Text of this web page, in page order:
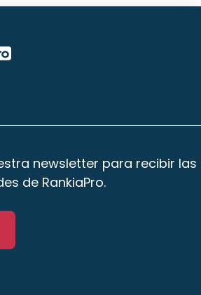
newsletter para recibir las
de RankiaPro.